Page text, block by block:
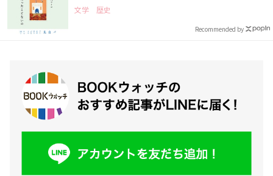
文学 歴史
Recommended by